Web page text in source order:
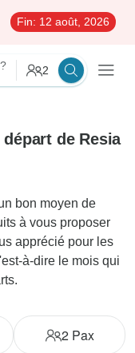
Fin: 12 août, 2026
2
de Resia
bon moyen de
à vous proposer
apprécié pour les
à-dire le mois qui
2Pax